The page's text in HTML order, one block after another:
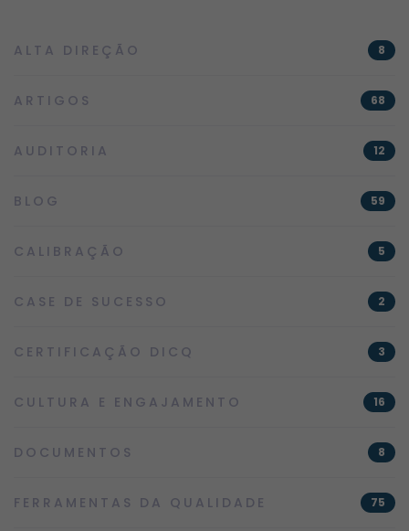
ALTA DIREÇÃO 8
ARTIGOS 68
AUDITORIA 12
BLOG 59
CALIBRAÇÃO 5
CASE DE SUCESSO 2
CERTIFICAÇÃO DICQ 3
CULTURA E ENGAJAMENTO 16
DOCUMENTOS 8
FERRAMENTAS DA QUALIDADE 75